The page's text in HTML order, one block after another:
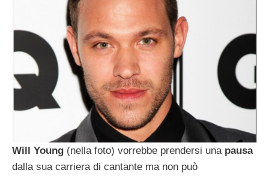
Will Young (nella foto) vorrebbe prendersi una pausa
dalla sua carriera di cantante ma non può